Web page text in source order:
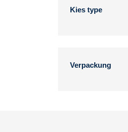
Kies type
Verpackung